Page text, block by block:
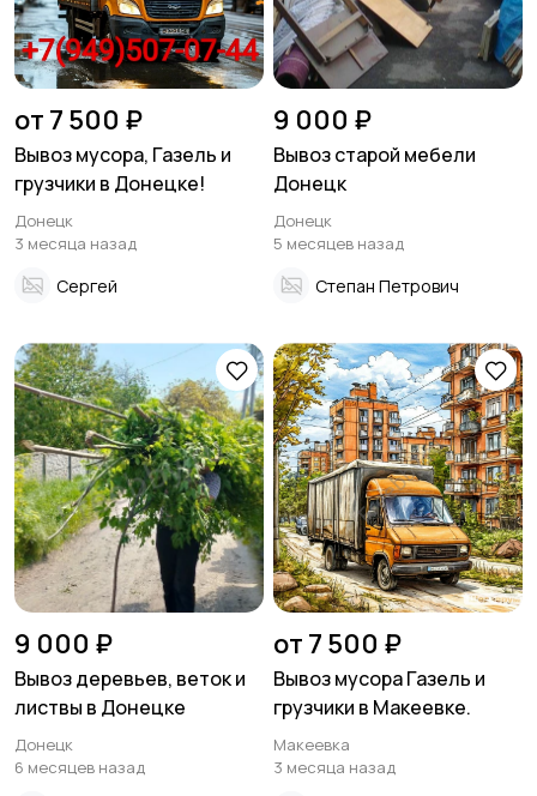
от 7 500 ₽
Вывоз мусора, Газель и
грузчики в Донецке!
Донецк
3 месяца назад
Сергей
9 000 ₽
Вывоз старой мебели
Донецк
Донецк
5 месяцев назад
Степан Петрович
9 000 ₽
Вывоз деревьев, веток и
листвы в Донецке
Донецк
6 месяцев назад
от 7 500 ₽
Вывоз мусора Газель и
грузчики в Макеевке.
Макеевка
3 месяца назад